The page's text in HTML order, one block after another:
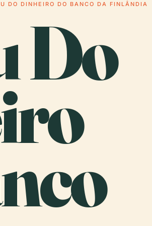
DO DINHEIRO DO BANCO DA FINLÂNDIA
Do